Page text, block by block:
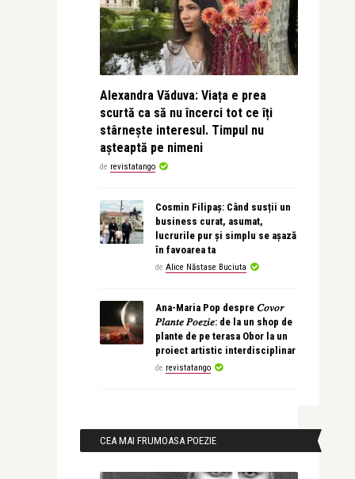
Alexandra Văduva: Viața e prea
scurtă ca să nu încerci tot ce îți
stârnește interesul. Timpul nu
așteaptă pe nimeni
de revistatango
Cosmin Filipaș: Când susții un
business curat, asumat,
lucrurile pur și simplu se așază
în favoarea ta
de Alice Năstase Buciuta
Ana-Maria Pop despre 𝐶𝑜𝑣𝑜𝑟
𝑃𝑙𝑎𝑛𝑡𝑒 𝑃𝑜𝑒𝑧𝑖𝑒: de la un shop de
plante de pe terasa Obor la un
proiect artistic interdisciplinar
de revistatango
CEA MAI FRUMOASA POEZIE